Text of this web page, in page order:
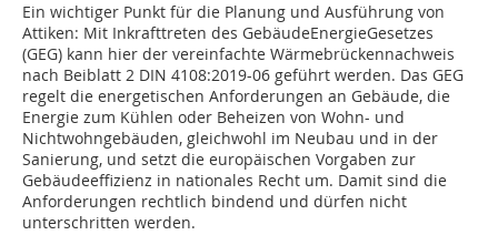
Ein wichtiger Punkt für die Planung und Ausführung von
Attiken: Mit Inkrafttreten des GebäudeEnergieGesetzes
(GEG) kann hier der vereinfachte Wärmebrückennachweis
nach Beiblatt 2 DIN 4108:2019-06 geführt werden. Das GEG
regelt die energetischen Anforderungen an Gebäude, die
Energie zum Kühlen oder Beheizen von Wohn- und
Nichtwohngebäuden, gleichwohl im Neubau und in der
Sanierung, und setzt die europäischen Vorgaben zur
Gebäudeeffizienz in nationales Recht um. Damit sind die
Anforderungen rechtlich bindend und dürfen nicht
unterschritten werden.